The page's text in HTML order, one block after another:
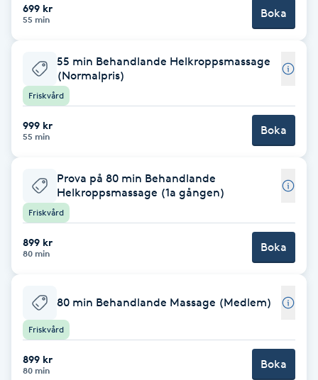
Enzympeeling
Extensions
Eyeliner-tatuering
Face framing
Faceliftmassage
Fet hårbotten
Fettreducering
Fibromassage
699 kr
55 min Boka
55 min Behandlande Helkroppsmassage
(Normalpris)
Friskvård
999 kr
55 min Boka
Prova på 80 min Behandlande
Helkroppsmassage (1a gången)
Friskvård
899 kr
80 min Boka
80 min Behandlande Massage (Medlem)
Friskvård
899 kr
80 min Boka